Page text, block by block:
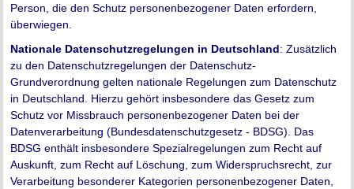
Person, die den Schutz personenbezogener Daten erfordern,
überwiegen.
Nationale Datenschutzregelungen in Deutschland: Zusätzlich
zu den Datenschutzregelungen der Datenschutz-
Grundverordnung gelten nationale Regelungen zum Datenschutz
in Deutschland. Hierzu gehört insbesondere das Gesetz zum
Schutz vor Missbrauch personenbezogener Daten bei der
Datenverarbeitung (Bundesdatenschutzgesetz - BDSG). Das
BDSG enthält insbesondere Spezialregelungen zum Recht auf
Auskunft, zum Recht auf Löschung, zum Widerspruchsrecht, zur
Verarbeitung besonderer Kategorien personenbezogener Daten,